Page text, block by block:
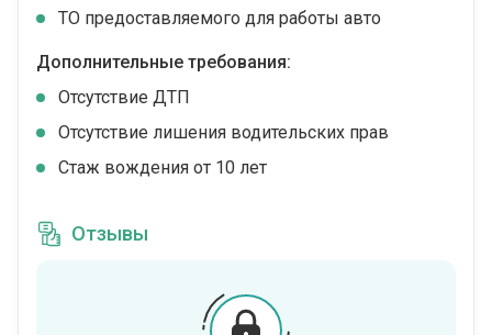
ТО предоставляемого для работы авто
Дополнительные требования:
Отсутствие ДТП
Отсутствие лишения водительских прав
Стаж вождения от 10 лет
Отзывы